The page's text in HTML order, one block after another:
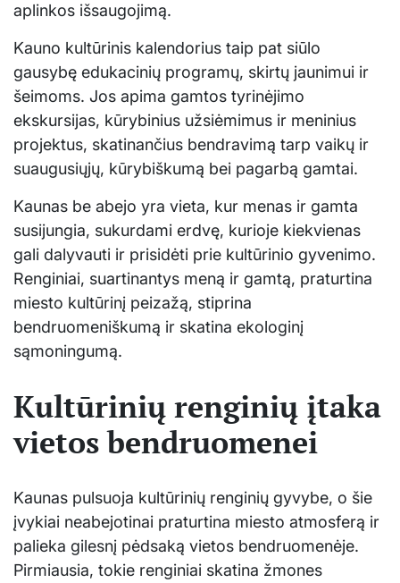
aplinkos išsaugojimą.
Kauno kultūrinis kalendorius taip pat siūlo
gausybę edukacinių programų, skirtų jaunimui ir
šeimoms. Jos apima gamtos tyrinėjimo
ekskursijas, kūrybinius užsiėmimus ir meninius
projektus, skatinančius bendravimą tarp vaikų ir
suaugusiųjų, kūrybiškumą bei pagarbą gamtai.
Kaunas be abejo yra vieta, kur menas ir gamta
susijungia, sukurdami erdvę, kurioje kiekvienas
gali dalyvauti ir prisidėti prie kultūrinio gyvenimo.
Renginiai, suartinantys meną ir gamtą, praturtina
miesto kultūrinį peizažą, stiprina
bendruomeniškumą ir skatina ekologinį
sąmoningumą.
Kultūrinių renginių įtaka
vietos bendruomenei
Kaunas pulsuoja kultūrinių renginių gyvybe, o šie
įvykiai neabejotinai praturtina miesto atmosferą ir
palieka gilesnį pėdsaką vietos bendruomenėje.
Pirmiausia, tokie renginiai skatina žmones